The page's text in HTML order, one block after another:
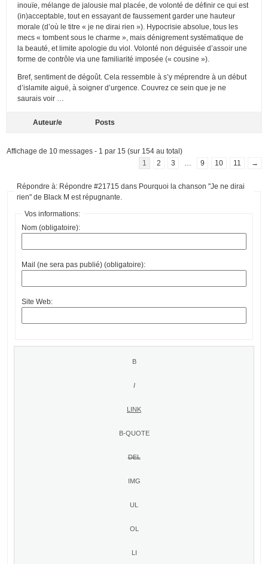
inouïe, mélange de jalousie mal placée, de volonté de définir ce qui est
(in)acceptable, tout en essayant de faussement garder une hauteur
morale (d’où le titre « je ne dirai rien »). Hypocrisie absolue, tous les
mecs « tombent sous le charme », mais dénigrement systématique de
la beauté, et limite apologie du viol. Volonté non déguisée d’assoir une
forme de contrôle via une familiarité imposée (« cousine »).
Bref, sentiment de dégoût. Cela ressemble à s’y méprendre à un début
d’islamite aiguë, à soigner d’urgence. Couvrez ce sein que je ne
saurais voir …
Auteur/e Posts
Affichage de 10 messages - 1 par 15 (sur 154 au total)
1
2 3 9 10 11 →
Répondre à: Répondre #21715 dans Pourquoi la chanson "Je ne dirai
rien" de Black M est répugnante.
Vos informations:
Nom (obligatoire):
Mail (ne sera pas publié) (obligatoire):
Site Web: